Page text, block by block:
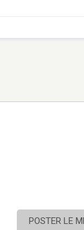
POSTER LE